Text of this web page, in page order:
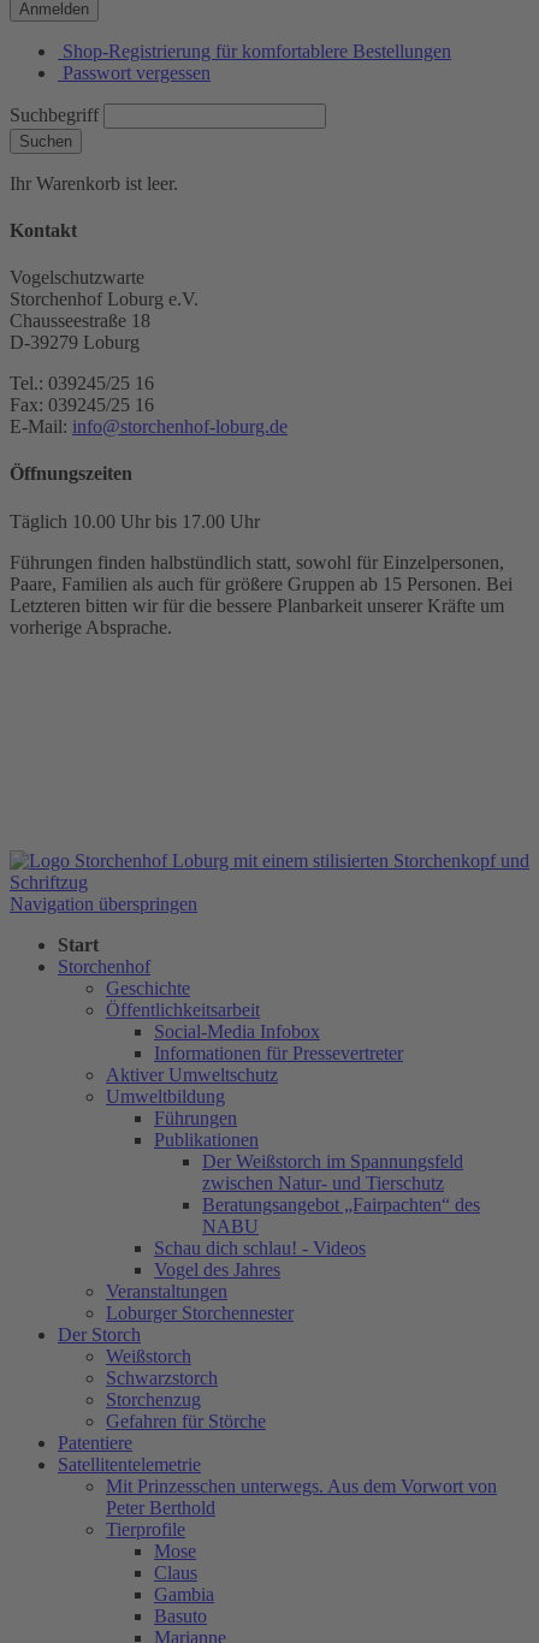
Anmelden
Shop-Registrierung für komfortablere Bestellungen
Passwort vergessen
Suchbegriff
Suchen
Ihr Warenkorb ist leer.
Kontakt
Vogelschutzwarte
Storchenhof Loburg e.V.
Chausseestraße 18
D-39279 Loburg
Tel.: 039245/25 16
Fax: 039245/25 16
E-Mail: info@storchenhof-loburg.de
Öffnungszeiten
Täglich 10.00 Uhr bis 17.00 Uhr
Führungen finden halbstündlich statt, sowohl für Einzelpersonen,
Paare, Familien als auch für größere Gruppen ab 15 Personen. Bei
Letzteren bitten wir für die bessere Planbarkeit unserer Kräfte um
vorherige Absprache.
Navigation überspringen
Start
Storchenhof
Geschichte
Öffentlichkeitsarbeit
Social-Media Infobox
Informationen für Pressevertreter
Aktiver Umweltschutz
Umweltbildung
Führungen
Publikationen
Der Weißstorch im Spannungsfeld
zwischen Natur- und Tierschutz
Beratungsangebot „Fairpachten“ des
NABU
Schau dich schlau! - Videos
Vogel des Jahres
Veranstaltungen
Loburger Storchennester
Der Storch
Weißstorch
Schwarzstorch
Storchenzug
Gefahren für Störche
Patentiere
Satellitentelemetrie
Mit Prinzesschen unterwegs. Aus dem Vorwort von
Peter Berthold
Tierprofile
Mose
Claus
Gambia
Basuto
Marianne